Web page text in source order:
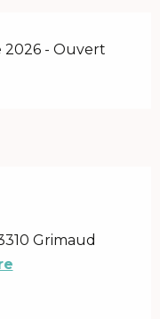
2026 - Ouvert
Grimaud